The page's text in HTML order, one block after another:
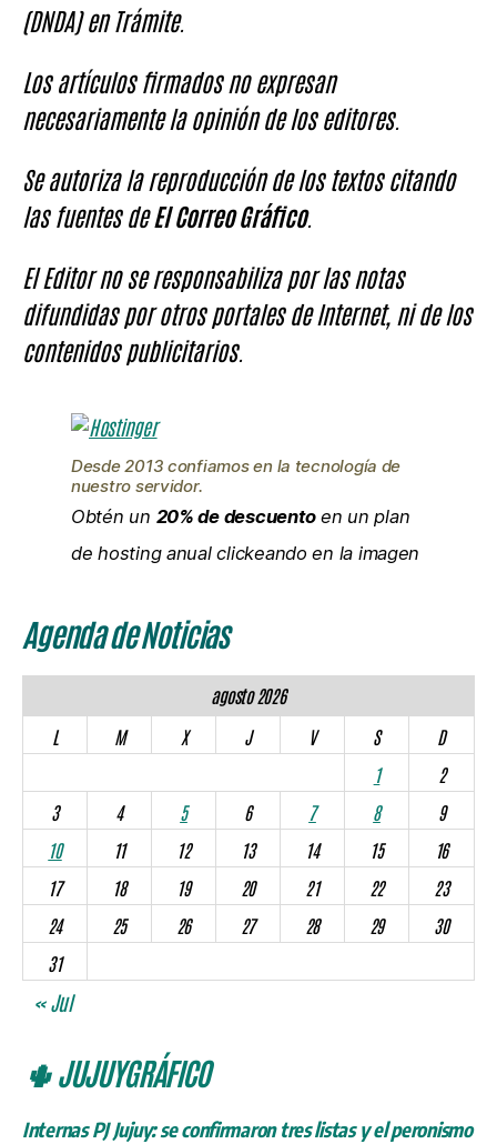
(DNDA) en Trámite.
Los artículos firmados no expresan
necesariamente la opinión de los editores.
Se autoriza la reproducción de los textos citando
las fuentes deEl Correo Gráfico.
El Editor no se responsabiliza por las notas
difundidas por otros portales de Internet, ni de los
contenidos publicitarios.
Desde 2013 confiamos en la tecnología de
nuestro servidor.
Obtén un 20% de descuentoen un plan
de hosting anual clickeando en la imagen
Agenda de Noticias
agosto 2026
L
M X J V S
D
1
2
3
4 5 6 7 8
9
10
11 12 13 14 15
16
17
18 19 20 21 22
23
24
25 26 27 28 29
30
31
« Jul
🌵 JUJUYGRÁFICO
Internas PJ Jujuy: se confirmaron tres listas y el peronismo